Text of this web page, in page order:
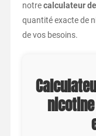
notrecalculateur
quantité exacte de
de vos besoins.